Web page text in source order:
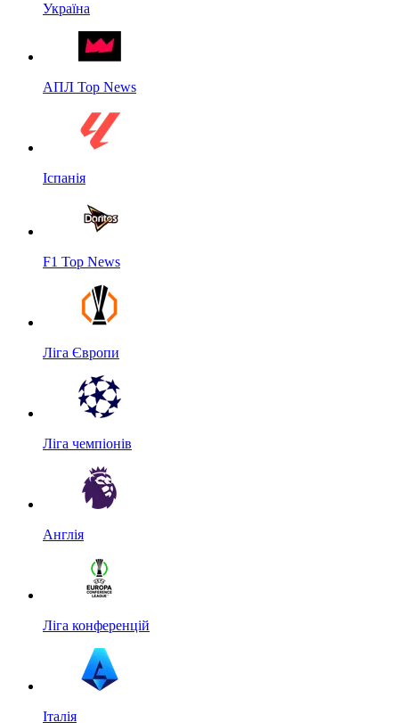
Україна
АПЛ Top News
Іспанія
F1 Top News
Ліга Європи
Ліга чемпіонів
Англія
Ліга конференцій
Італія